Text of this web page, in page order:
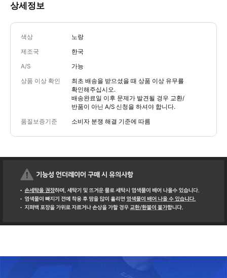
상세정보
색상 노랑
제조국 한국
A/S 가능
상품 이상 확인
최초 배송을 받으셨을 때 상품 이상 유무를
확인해주십시오.
배송완료일 이후 문제가 발견될 경우 교환/
반품이 아닌 A/S 신청을 하셔야 합니다.
품질보증기준 소비자 분쟁 해결 기준에 따름